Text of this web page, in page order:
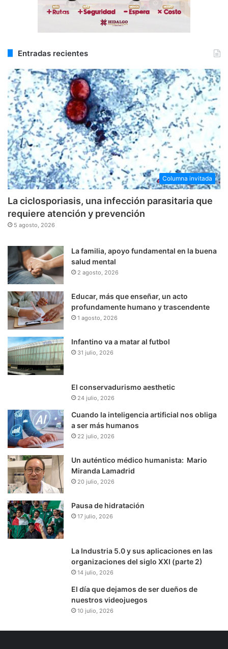
Entradas recientes
Columna invitada
La ciclosporiasis, una infección parasitaria que
requiere atención y prevención
5 agosto, 2026
La familia, apoyo fundamental en la buena
salud mental
2 agosto, 2026
Educar, más que enseñar, un acto
profundamente humano y trascendente
1 agosto, 2026
Infantino va a matar al futbol
31 julio, 2026
El conservadurismo aesthetic
24 julio, 2026
Cuando la inteligencia artificial nos obliga
a ser más humanos
22 julio, 2026
Un auténtico médico humanista: Mario
Miranda Lamadrid
20 julio, 2026
Pausa de hidratación
17 julio, 2026
La Industria 5.0 y sus aplicaciones en las
organizaciones del siglo XXI (parte 2)
14 julio, 2026
El día que dejamos de ser dueños de
nuestros videojuegos
10 julio, 2026